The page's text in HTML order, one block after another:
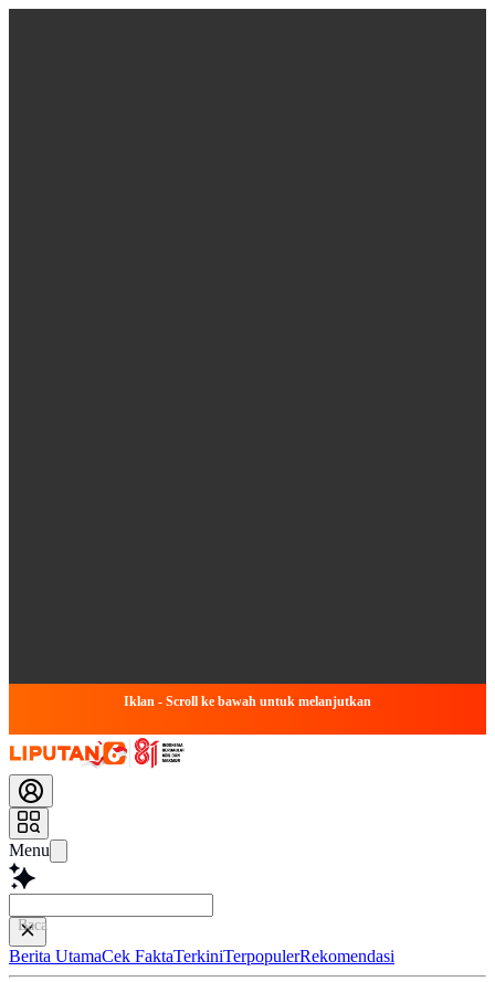
Iklan - Scroll ke bawah untuk melanjutkan
Menu
Baca lebih cepat
Berita UtamaCek FaktaTerkiniTerpopulerRekomendasi